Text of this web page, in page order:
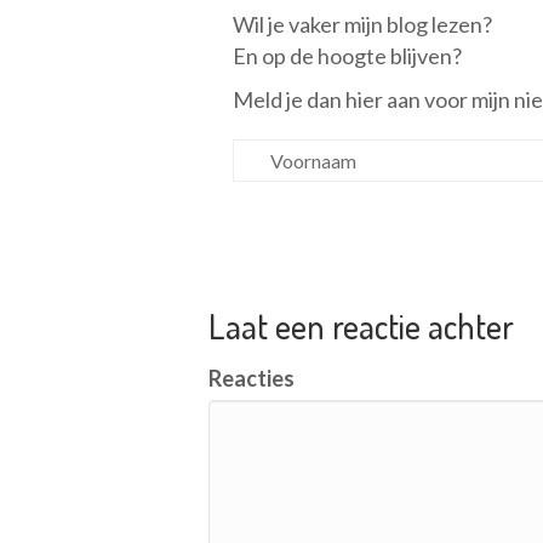
Wil je vaker mijn blog lezen?
En op de hoogte blijven?
Meld je dan hier aan voor mijn
Laat een reactie achter
Reacties